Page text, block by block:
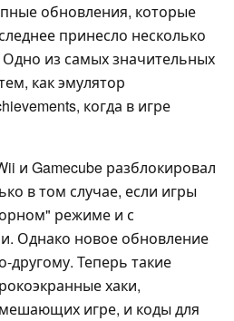
обновления, которые
принесло несколько
из самых значительных
как эмулятор
когда в игре
и Gamecube разблокировал
в том случае, если игры
режиме и с
Однако новое обновление
другому. Теперь такие
хаки,
игре, и коды для